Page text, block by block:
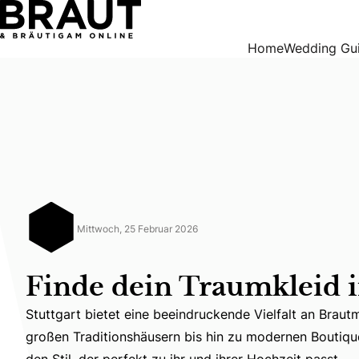
HomeWedding
Mittwoch, 25 Februar 2026
Finde dein Traumkleid
Stuttgart bietet eine beeindruckende Vielfalt an
Stuttgart bietet eine beeindruckende Vielfalt an
großen Traditionshäusern bis hin zu modernen